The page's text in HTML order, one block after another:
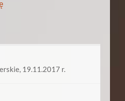
19.11.2017 r.